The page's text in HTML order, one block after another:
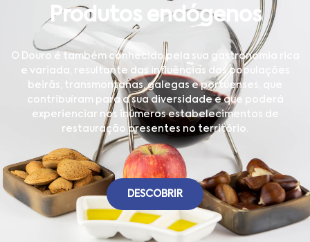
Produtos endógenos
O Douro é também conhecido pela sua gastronomia rica
e variada, resultante das influências das populações
beirãs, transmontanas, galegas e portuenses, que
contribuíram para a sua diversidade e que poderá
experienciar nos inúmeros estabelecimentos de
restauração presentes no território.
DESCOBRIR